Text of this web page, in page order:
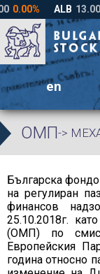
en
ОМП->
Българска
на регулиран
финансов
25.10.2018г.
(ОМП) по
Европейския
година относно